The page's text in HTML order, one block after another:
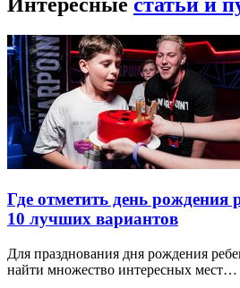
Где отметить день
10 лучших вариантов
Для празднования дня рождения
найти множество интересных мест…